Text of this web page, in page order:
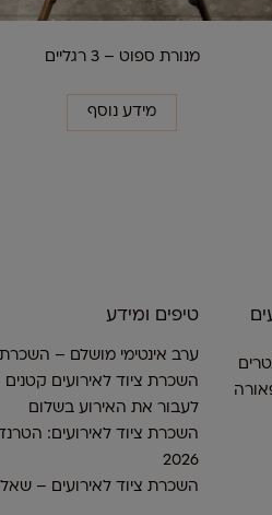
מנורת ספוט – 3 רגליים
מידע נוסף
טיפים ומידע
ערב אינטימי מושלם – השכרת
השכרת ציוד לאירועים קטנים
לעבור את האירוע בשלום
השכרת ציוד לאירועים:
2026
השכרת ציוד לאירועים –